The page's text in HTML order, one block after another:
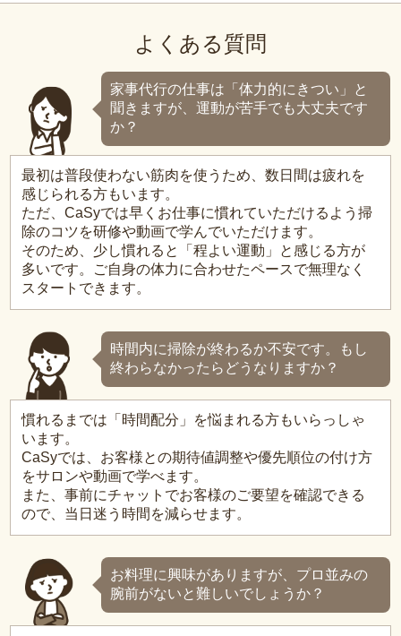
よくある質問
家事代行の仕事は「体力的にきつい」と
聞きますが、運動が苦手でも大丈夫です
か？
最初は普段使わない筋肉を使うため、数日間は疲れを
感じられる方もいます。
ただ、CaSyでは早くお仕事に慣れていただけるよう掃
除のコツを研修や動画で学んでいただけます。
そのため、少し慣れると「程よい運動」と感じる方が
多いです。ご自身の体力に合わせたペースで無理なく
スタートできます。
時間内に掃除が終わるか不安です。もし
終わらなかったらどうなりますか？
慣れるまでは「時間配分」を悩まれる方もいらっしゃ
います。
CaSyでは、お客様との期待値調整や優先順位の付け方
をサロンや動画で学べます。
また、事前にチャットでお客様のご要望を確認できる
ので、当日迷う時間を減らせます。
お料理に興味がありますが、プロ並みの
腕前がないと難しいでしょうか？